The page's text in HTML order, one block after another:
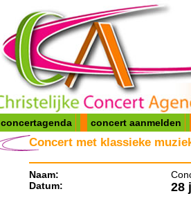
concertagenda concert aanmelden
Concert met klassieke
Naam:
Datum:
28